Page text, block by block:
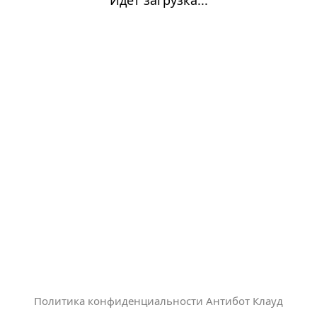
Политика конфиденциальности Антибот Клауд